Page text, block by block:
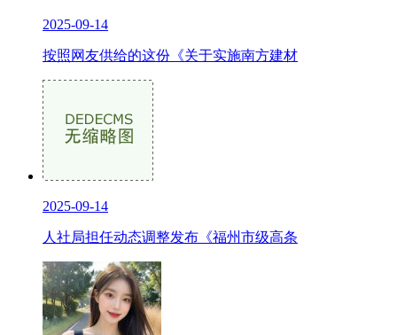
2025-09-14
按照网友供给的这份《关于实施南方建材
2025-09-14
人社局担任动态调整发布《福州市级高条